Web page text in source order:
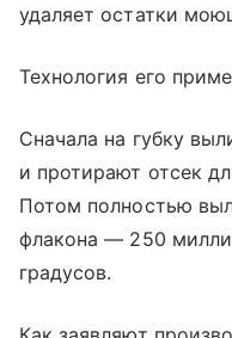
удаляет остатки
Технология его
Сначала на губку
и протирают отсек
Потом полностью
флакона — 250
градусов.